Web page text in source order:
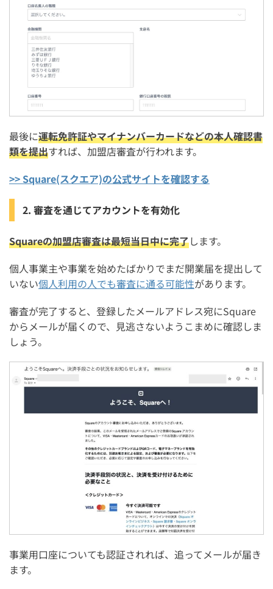
最後に運転免許証やマイナンバーカードなどの本人確認書
類を提出すれば、加盟店審査が行われます。
>> Square(スクエア)の公式サイトを確認する
2. 審査を通じてアカウントを有効化
Squareの加盟店審査は最短当日中に完了します。
個人事業主や事業を始めたばかりでまだ開業届を提出して
いない個人利用の人でも審査に通る可能性があります。
審査が完了すると、登録したメールアドレス宛にSquare
からメールが届くので、見逃さないようこまめに確認しま
しょう。
事業用口座についても認証されれば、追ってメールが届き
ます。